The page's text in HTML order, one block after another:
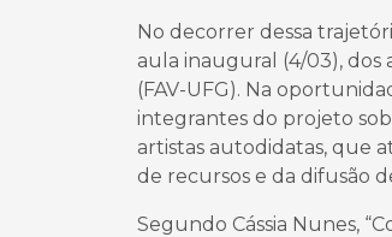
No decorrer dessa
aula inaugural (4/03), dos
(FAV-UFG). Na
integrantes do projeto
artistas autodidatas, que
de recursos e da difusão
Segundo Cássia Nunes,